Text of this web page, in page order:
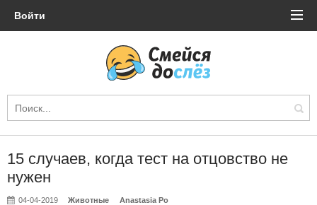
Войти
15 случаев, когда тест на отцовство не
нужен
04-04-2019 Животные Anastasia Po